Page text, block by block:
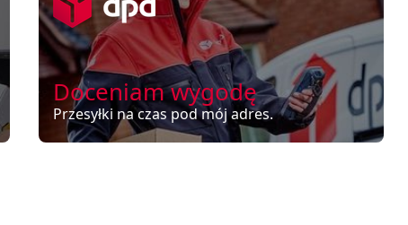
Doceniam wygodę
Przesyłki na czas pod mój adres.